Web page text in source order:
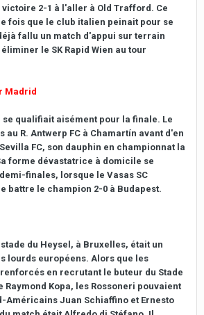
2-1 à l'aller à Old Trafford. Ce
fois que le club italien peinait pour se
fallu un match d'appui sur terrain
le SK Rapid Wien au tour
Madrid
qualifiait aisément pour la finale. Le
au R. Antwerp FC à Chamartín avant d'en
FC, son dauphin en championnat la
forme dévastatrice à domicile se
finales, lorsque le Vasas SC
battre le champion 2-0 à Budapest.
du Heysel, à Bruxelles, était un
lourds européens. Alors que les
en recrutant le buteur du Stade
Raymond Kopa, les Rossoneri pouvaient
Américains Juan Schiaffino et Ernesto